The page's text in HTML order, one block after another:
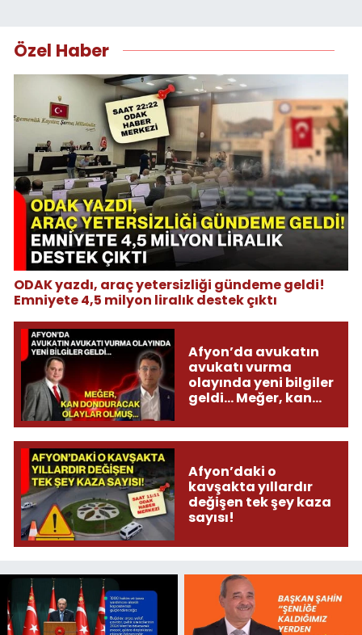
Özel Haber
ODAK yazdı, araç yetersizliği gündeme geldi!
Emniyete 4,5 milyon liralık destek çıktı
Afyon’da avukatın
avukatı vurma
olayında yeni bilgiler
geldi... Meğer, kan
olmuş...
Afyon’daki o
kavşakta yıllardır
değişen tek şey kaza
sayısı!